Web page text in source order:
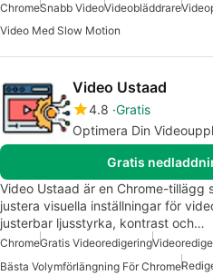
ChromeSnabb VideoVideobläddrare
Video Med Slow Motion
Video Ustaad
4.8 Gratis
Optimera Din
Gratis
Video Ustaad är en Chrome-tillägg
justera visuella inställningar för
justerbar ljusstyrka, kontrast och…
ChromeGratis Videoredigering
Bästa Volymförlängning För Chrome